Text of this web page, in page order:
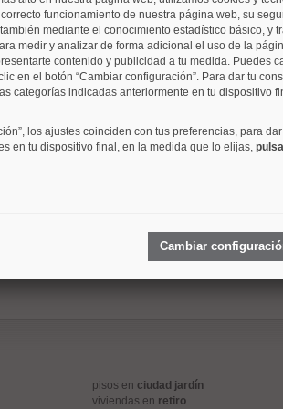
metros
que se aproximan a su criterio de
pisos en ciudad jardín
viviendas en retiro
funcionamiento de nuestra página web, su
mediante el conocimiento estadístico básico, y
medir y analizar de forma adicional el uso de la
contenido y publicidad a tu medida. Puedes
en el botón “Cambiar configuración”. Para dar tu
categorías indicadas anteriormente en tu dispositivo
los ajustes coinciden con tus preferencias, para dar
en tu dispositivo final, en la medida que lo elijas,
Cambiar